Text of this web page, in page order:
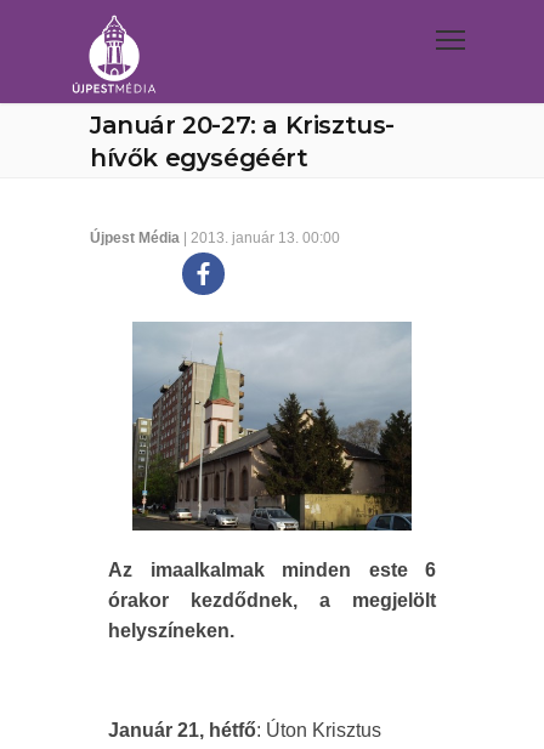
Január 20-27: a Krisztus-
hívők egységéért
Újpest Média | 2013. január 13. 00:00
Az imaalkalmak minden este 6
órakor kezdődnek, a megjelölt
helyszíneken.
Január 21, hétfő: Úton Krisztus